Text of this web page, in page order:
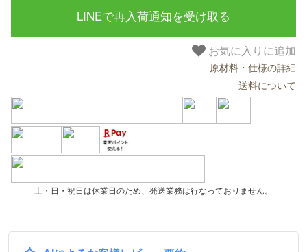
LINEで再入荷通知を受け取る
お気に入りに追加
原材料・仕様の詳細
送料について
土・日・祝日は休業日のため、発送業務は行なっておりません。